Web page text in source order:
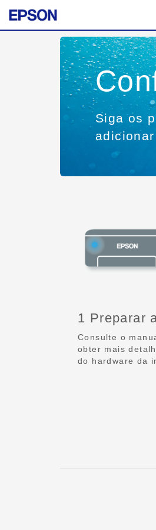
Siga os
1 Preparar
Consulte o
obter mais
do hardware da